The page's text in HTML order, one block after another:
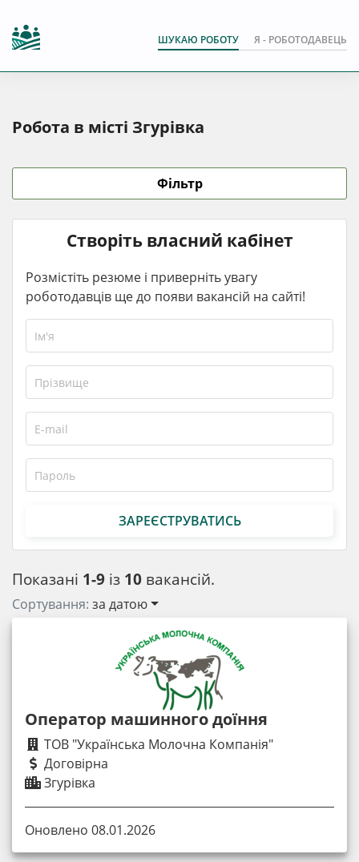
ШУКАЮ РОБОТУ Я - РОБОТОДАВЕЦЬ
Робота в місті Згурівка
Показані 1-9 із 10 вакансій.
Сортування: за датою
Оператор машинного доїння
ТОВ "Українська Молочна Компанія"
Договірна
Згурівка
Оновлено 08.01.2026
Фільтр
Створіть власний кабінет
Розмістіть резюме і приверніть увагу
роботодавців ще до появи вакансій на сайті!
ЗАРЕЄСТРУВАТИСЬ